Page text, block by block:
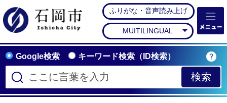
石岡市公式ホームペー
ふりがな・音声読み上げ
MUITILINGUAL
Google検索 キーワード検索（ID検索）